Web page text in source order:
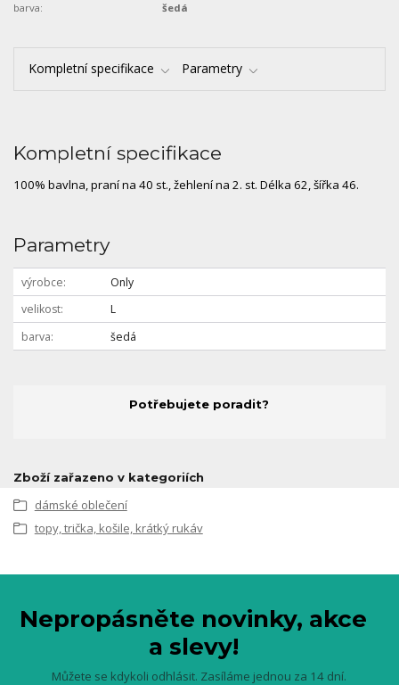
barva:
šedá
Kompletní specifikace Parametry
Kompletní specifikace
100% bavlna, praní na 40 st., žehlení na 2. st. Délka 62, šířka 46.
Parametry
výrobce
Only
velikost
L
barva
šedá
Potřebujete poradit?
Zboží zařazeno v kategoriích
dámské oblečení
topy, trička, košile, krátký rukáv
Nepropásněte novinky, akce
a slevy!
Můžete se kdykoli odhlásit. Zasíláme jednou za 14 dní.